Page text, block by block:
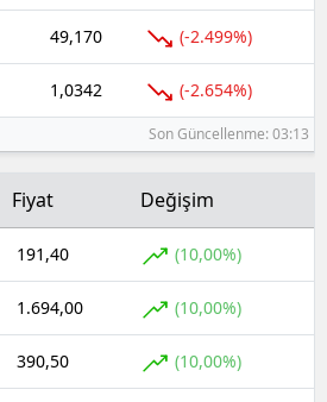
49,170 (-2.499%)
1,0342 (-2.654%)
Son Güncellenme: 03:13
Fiyat Değişim
191,40 (10,00%)
1.694,00 (10,00%)
390,50 (10,00%)